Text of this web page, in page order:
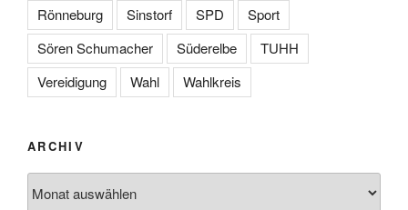
Rönneburg
Sinstorf SPD
Sport
Sören Schumacher
Süderelbe
TUHH
Vereidigung
Wahl Wahlkreis
ARCHIV